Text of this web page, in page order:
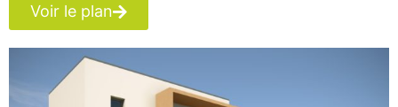
Voir le plan